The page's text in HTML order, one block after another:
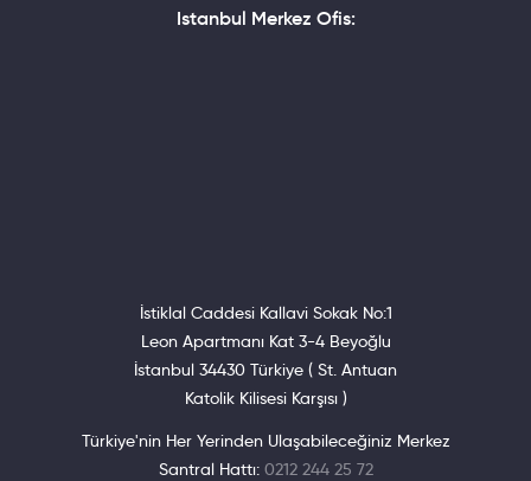
Istanbul Merkez Ofis:
İstiklal Caddesi Kallavi Sokak No:1
Leon Apartmanı Kat 3-4 Beyoğlu
İstanbul 34430 Türkiye ( St. Antuan
Katolik Kilisesi Karşısı )
Türkiye'nin Her Yerinden Ulaşabileceğiniz Merkez
Santral Hattı: 0212 244 25 72